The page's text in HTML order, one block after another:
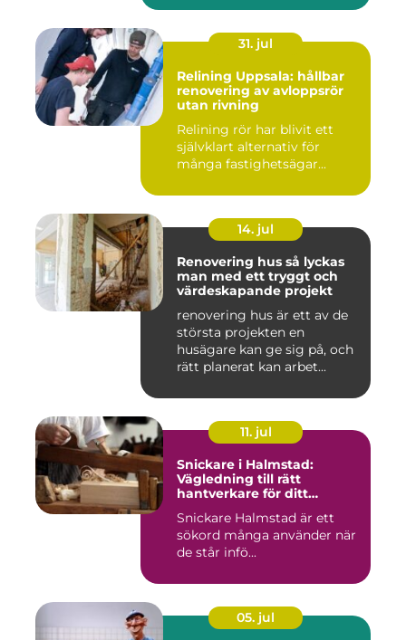
31. jul
Relining Uppsala: hållbar
renovering av avloppsrör
utan rivning
Relining rör har blivit ett
självklart alternativ för
många fastighetsägar...
14. jul
Renovering hus så lyckas
man med ett tryggt och
värdeskapande projekt
renovering hus är ett av de
största projekten en
husägare kan ge sig på, och
rätt planerat kan arbet...
11. jul
Snickare i Halmstad:
Vägledning till rätt
hantverkare för ditt
Snickare Halmstad är ett
sökord många använder när
de står infö...
05. jul